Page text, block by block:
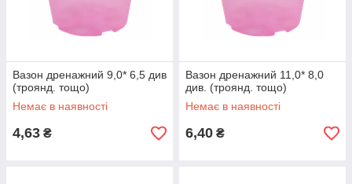
Вазон дренажний 9,0* 6,5 див
(троянд. тощо)
Немає в наявності
4,63 ₴
Вазон дренажний 11,0* 8,0
див. (троянд. тощо)
Немає в наявності
6,40 ₴